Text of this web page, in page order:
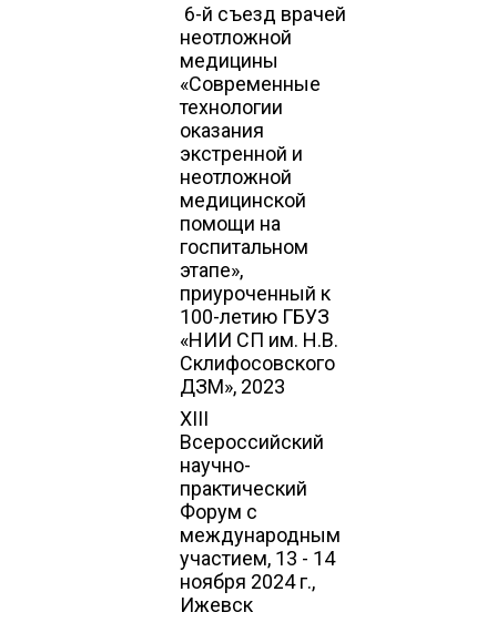
6-й съезд врачей
неотложной
медицины
«Современные
технологии
оказания
экстренной и
неотложной
медицинской
помощи на
госпитальном
этапе»,
приуроченный к
100-летию ГБУЗ
«НИИ СП им. Н.В.
Склифосовского
ДЗМ», 2023
XIII
Всероссийский
научно-
практический
Форум с
международным
участием, 13 - 14
ноября 2024 г.,
Ижевск